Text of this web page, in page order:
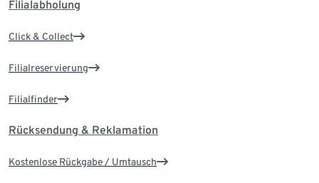
Filialabholung
Click & Collect
Filialreservierung
Filialfinder
Rücksendung & Reklamation
Kostenlose Rückgabe / Umtausch